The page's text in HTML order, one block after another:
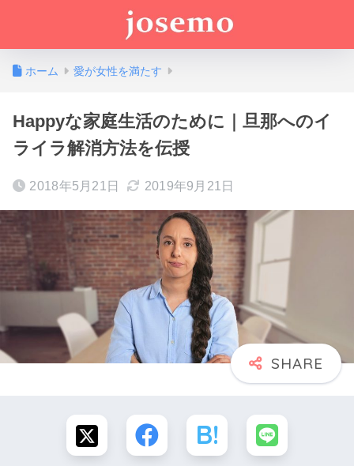
ホーム 愛が女性を満たす
Happyな家庭生活のために｜旦那へのイ
ライラ解消方法を伝授
2018年5月21日 2019年9月21日